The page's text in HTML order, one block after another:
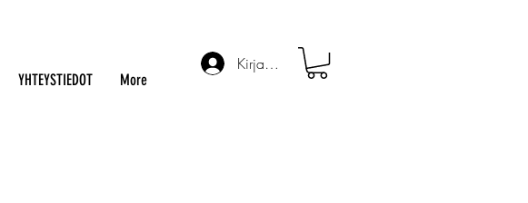
YHTEYSTIEDOT More
Kirjaudu